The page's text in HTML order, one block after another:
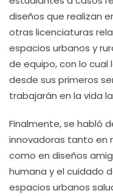
diseños que realizan
otras licenciaturas
espacios urbanos y
de equipo, con lo
desde sus primeros
trabajarán en la vida
Finalmente, se habló
innovadoras tanto en
como en diseños
humana y el cuidado
espacios urbanos